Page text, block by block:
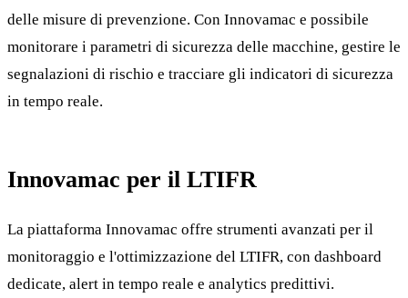
delle misure di prevenzione. Con Innovamac e possibile
monitorare i parametri di sicurezza delle macchine, gestire le
segnalazioni di rischio e tracciare gli indicatori di sicurezza
in tempo reale.
Innovamac per il LTIFR
La piattaforma Innovamac offre strumenti avanzati per il
monitoraggio e l'ottimizzazione del LTIFR, con dashboard
dedicate, alert in tempo reale e analytics predittivi.